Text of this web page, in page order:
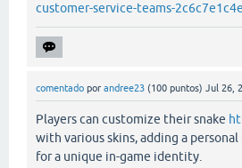
customer-service-teams-
comentado por andree23 (100 puntos) Jul 26,
Players can customize their snake
with various skins, adding a
for a unique in-game identity.